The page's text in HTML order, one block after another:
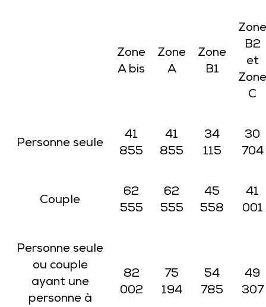
Zone
A bis
Zone
A
Zone
B1
Zone
B2
et
Zone
C
Personne seule
41
855
41
855
34
115
30
704
Couple
62
555
62
555
45
558
41
001
Personne seule
ou couple
ayant une
personne à
82
002
75
194
54
785
49
307